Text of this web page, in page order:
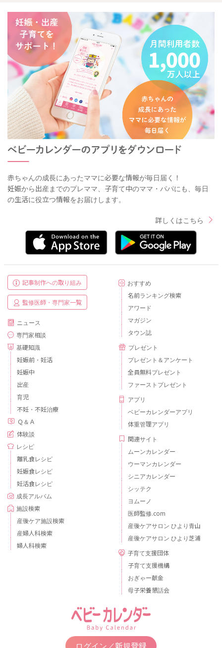
赤ちゃんの成長にあったママに必要な情報が毎日届く！
妊娠から出産までのプレママ、子育て中のママ・パパにも、毎日
の生活に役立つ情報をお届けします。
詳しくはこちら
記事制作への取り組み
監修医師・専門家一覧
ニュース
専門家相談
基礎知識
妊娠前・妊活
妊娠中
出産
育児
不妊・不妊治療
Ｑ＆Ａ
体験談
レシピ
離乳食レシピ
妊娠食レシピ
妊活食レシピ
成長アルバム
施設検索
産後ケア施設検索
産婦人科検索
婦人科検索
おすすめ
名前ランキング検索
アワード
マガジン
タウン誌
プレゼント
プレゼント＆アンケート
全員無料プレゼント
ファーストプレゼント
アプリ
ベビーカレンダーアプリ
体重管理アプリ
関連サイト
ムーンカレンダー
ウーマンカレンダー
シニアカレンダー
シッテク
ヨムーノ
医師監修.com
産後ケアサロン ひより青山
産後ケアサロン ひより芝浦
子育て支援団体
子育て支援機構
おぎゃー献金
母子栄養懇話会
ログイン／新規登録